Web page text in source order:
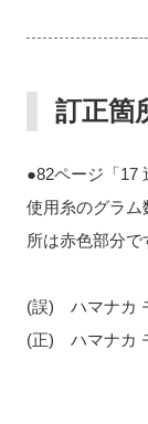
訂正箇
●82ページ「17
使用糸のグラム
所は赤色部分で
(誤) ハマナカ
(正) ハマナカ